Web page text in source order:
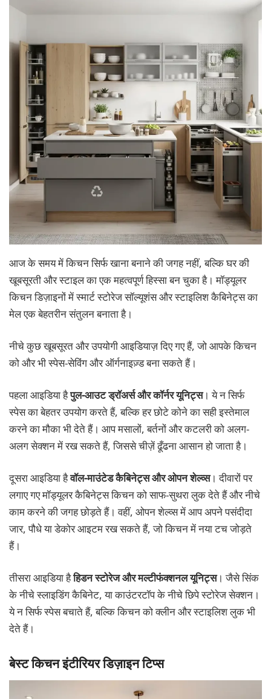
आज के समय में किचन सिर्फ खाना बनाने की जगह नहीं, बल्कि घर की
खूबसूरती और स्टाइल का एक महत्वपूर्ण हिस्सा बन चुका है। मॉड्यूलर
किचन डिज़ाइनों में स्मार्ट स्टोरेज सॉल्यूशंस और स्टाइलिश कैबिनेट्स का
मेल एक बेहतरीन संतुलन बनाता है।
नीचे कुछ खूबसूरत और उपयोगी आइडियाज़ दिए गए हैं, जो आपके किचन
को और भी स्पेस-सेविंग और ऑर्गनाइज़्ड बना सकते हैं।
पहला आइडिया हैपुल-आउट ड्रॉअर्स और कॉर्नर यूनिट्स। ये न सिर्फ
स्पेस का बेहतर उपयोग करते हैं, बल्कि हर छोटे कोने का सही इस्तेमाल
करने का मौका भी देते हैं। आप मसालों, बर्तनों और कटलरी को अलग-
अलग सेक्शन में रख सकते हैं, जिससे चीज़ें ढूँढना आसान हो जाता है।
दूसरा आइडिया हैवॉल-माउंटेड कैबिनेट्स और ओपन शेल्व्स। दीवारों पर
लगाए गए मॉड्यूलर कैबिनेट्स किचन को साफ-सुथरा लुक देते हैं और नीचे
काम करने की जगह छोड़ते हैं। वहीं, ओपन शेल्व्स में आप अपने पसंदीदा
जार, पौधे या डेकोर आइटम रख सकते हैं, जो किचन में नया टच जोड़ते
हैं।
तीसरा आइडिया हैहिडन स्टोरेज और मल्टीफंक्शनल यूनिट्स। जैसे सिंक
के नीचे स्लाइडिंग कैबिनेट, या काउंटरटॉप के नीचे छिपे स्टोरेज सेक्शन।
ये न सिर्फ स्पेस बचाते हैं, बल्कि किचन को क्लीन और स्टाइलिश लुक भी
देते हैं।
बेस्ट किचन इंटीरियर डिज़ाइन टिप्स